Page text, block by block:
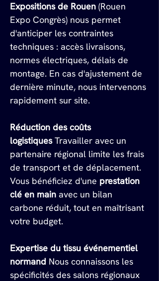
Expositions de Rouen (Rouen
Expo Congrès) nous permet
d'anticiper les contraintes
techniques : accès livraisons,
normes électriques, délais de
montage. En cas d'ajustement de
dernière minute, nous intervenons
rapidement sur site.
Réduction des coûts
logistiques Travailler avec un
partenaire régional limite les frais
de transport et de déplacement.
Vous bénéficiez d'une prestation
clé en main avec un bilan
carbone réduit, tout en maîtrisant
votre budget.
Expertise du tissu événementiel
normand Nous connaissons les
spécificités des salons régionaux